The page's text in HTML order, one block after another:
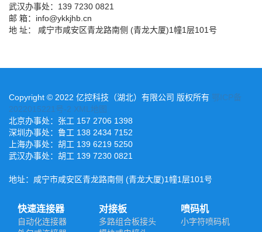
武汉办事处：139 7230 0821
邮 箱：info@ykkjhb.cn
地 址： 咸宁市咸安区青龙路南侧 (青龙大厦)1幢1层101号
Copyright © 2022 亿控科技（湖北）有限公司 版权所有 鄂ICP备
2022015221号-2 XML地图
北京办事处：张工 157 2706 1398
深圳办事处：鲁工 138 2434 7152
上海办事处：胡工 139 6219 5250
武汉办事处：胡工 139 7230 0821
地址：咸宁市咸安区青龙路南侧 (青龙大厦)1幢1层101号
快速连接器
自动化连接器
对接板
多路组合板接头
喷码机
小字符喷码机